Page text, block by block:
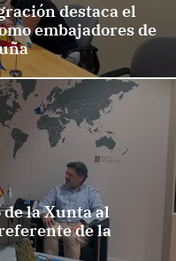
destaca el
embajadores de
la Xunta al
de la